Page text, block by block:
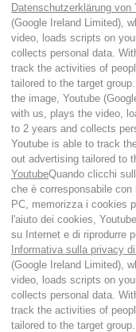
Datenschutzerklärung von
(Google Ireland Limited),
video, loads scripts on
collects personal data.
track the activities of
tailored to the target group.
the image, Youtube
with us, plays the video,
to 2 years and collects
Youtube is able to track
out advertising tailored to
YoutubeQuando clicchi
che è corresponsabile
PC, memorizza i cookies
l'aiuto dei cookies,
su Internet e di riprodurre
Informativa sulla privacy
(Google Ireland Limited),
video, loads scripts on
collects personal data.
track the activities of
tailored to the target group.